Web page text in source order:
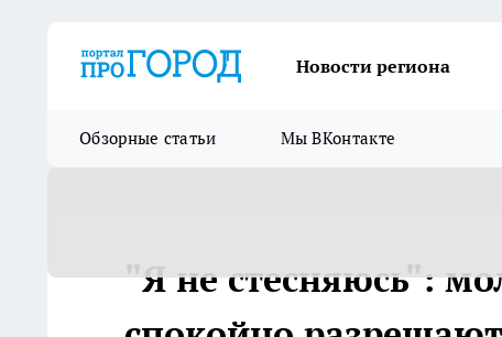
Новости региона
Обзорные статьи Мы ВКонтакте
"Я не стесняюсь":